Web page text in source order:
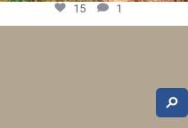
15 1